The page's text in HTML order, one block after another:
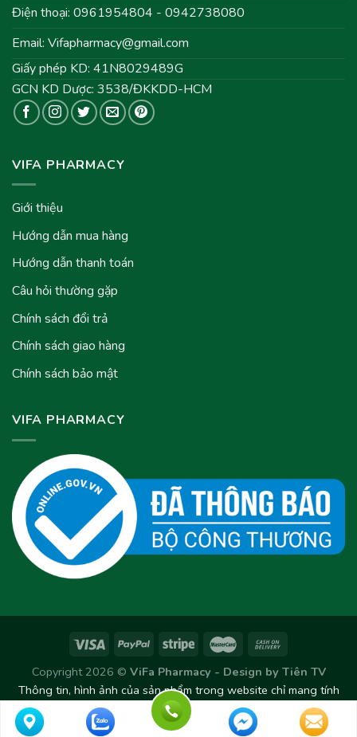
Điện thoại: 0961954804 - 0942738080
Email: Vifapharmacy@gmail.com
Giấy phép KD: 41N8029489G
GCN KD Dược: 3538/ĐKKDD-HCM
VIFA PHARMACY
Giới thiệu
Hướng dẫn mua hàng
Hướng dẫn thanh toán
Câu hỏi thường gặp
Chính sách đổi trả
Chính sách giao hàng
Chính sách bảo mật
VIFA PHARMACY
Copyright 2026 © ViFa Pharmacy - Design by Tiên TV
Thông tin, hình ảnh của sản phẩm trong website chỉ mang tính
chất tham khảo. Sản phẩm thực tế có thể thay đổi/chênh lệch
theo từng Lô sản xuất.